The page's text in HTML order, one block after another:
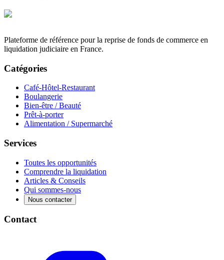
Plateforme de référence pour la reprise de fonds de commerce en
liquidation judiciaire en France.
Catégories
Café-Hôtel-Restaurant
Boulangerie
Bien-être / Beauté
Prêt-à-porter
Alimentation / Supermarché
Services
Toutes les opportunités
Comprendre la liquidation
Articles & Conseils
Qui sommes-nous
Nous contacter
Contact